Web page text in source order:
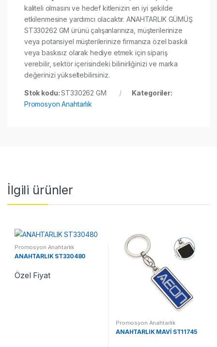
kaliteli olmasını ve hedef kitlenizin en iyi şekilde
etkilenmesine yardımcı olacaktır. ANAHTARLIK GÜMÜŞ
ST330262 GM ürünü çalışanlarınıza, müşterilerinize
veya potansiyel müşterilerinize firmanıza özel baskılı
veya baskısız olarak hediye etmek için sipariş
verebilir, sektör içerisindeki bilinirliğinizi ve marka
değerinizi yükseltebilirsiniz.
Stok kodu:ST330262 GM
Kategoriler:
Promosyon Anahtarlık
İlgili ürünler
Promosyon Anahtarlık
ANAHTARLIK ST330480
Özel Fiyat
Promosyon Anahtarlık
ANAHTARLIK MAVİ ST11745